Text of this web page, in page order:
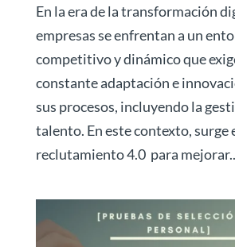
En la era de la transformación
empresas se enfrentan a un
competitivo y dinámico que
constante adaptación e
sus procesos, incluyendo la
talento. En este contexto, surge
reclutamiento 4.0 para